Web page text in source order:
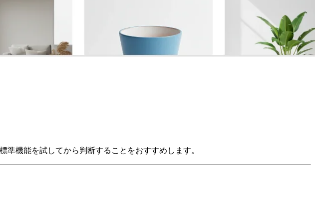
機能を試してから判断することをおすすめします。